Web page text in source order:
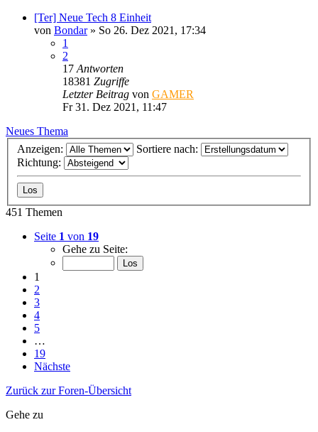
[Ter] Neue Tech 8 Einheit
von Bondar» So 26. Dez 2021, 17:34
1
2
17 Antworten
18381 Zugriffe
Letzter Beitrag von GAMER
Fr 31. Dez 2021, 11:47
Neues Thema
Anzeigen:
Sortiere nach:
Richtung:
451 Themen
Seite 1 von 19
Gehe zu Seite:
1
2
3
4
5
…
19
Nächste
Zurück zur Foren-Übersicht
Gehe zu